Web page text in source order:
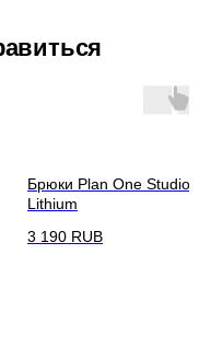
Брюки Plan One Studio
Lithium
3 190 RUB